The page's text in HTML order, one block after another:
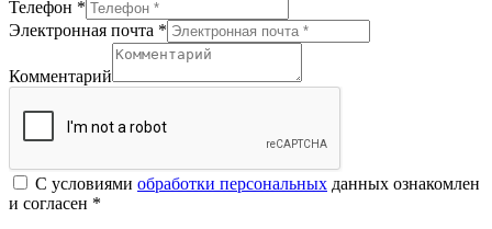
Телефон *
Электронная почта *
Комментарий
С условиями обработки персональных данных ознакомлен
и согласен *